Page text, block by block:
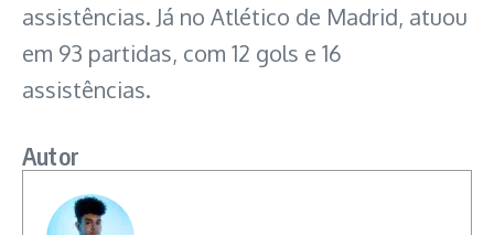
assistências. Já no Atlético de Madrid, atuou
em 93 partidas, com 12 gols e 16
assistências.
Autor